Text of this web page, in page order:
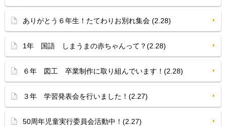
ありがとう６年生！たてわりお別れ集会 (2.28)
1年 国語 しまうまの赤ちゃんって？(2.28)
６年 図工 卒業制作に取り組んでいます！(2.28)
３年 学習発表会を行いました！(2.27)
50周年児童実行委員会活動中！(2.27)